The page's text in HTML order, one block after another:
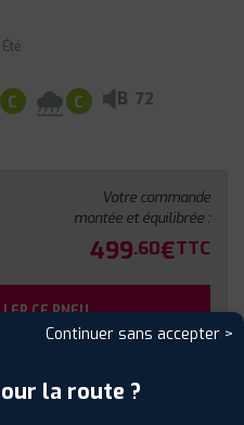
Été
C C B 72
Votre commande
montée et équilibrée :
499.60€TTC
CE PNEU
en agence
Continuer sans accepter >
la route ?